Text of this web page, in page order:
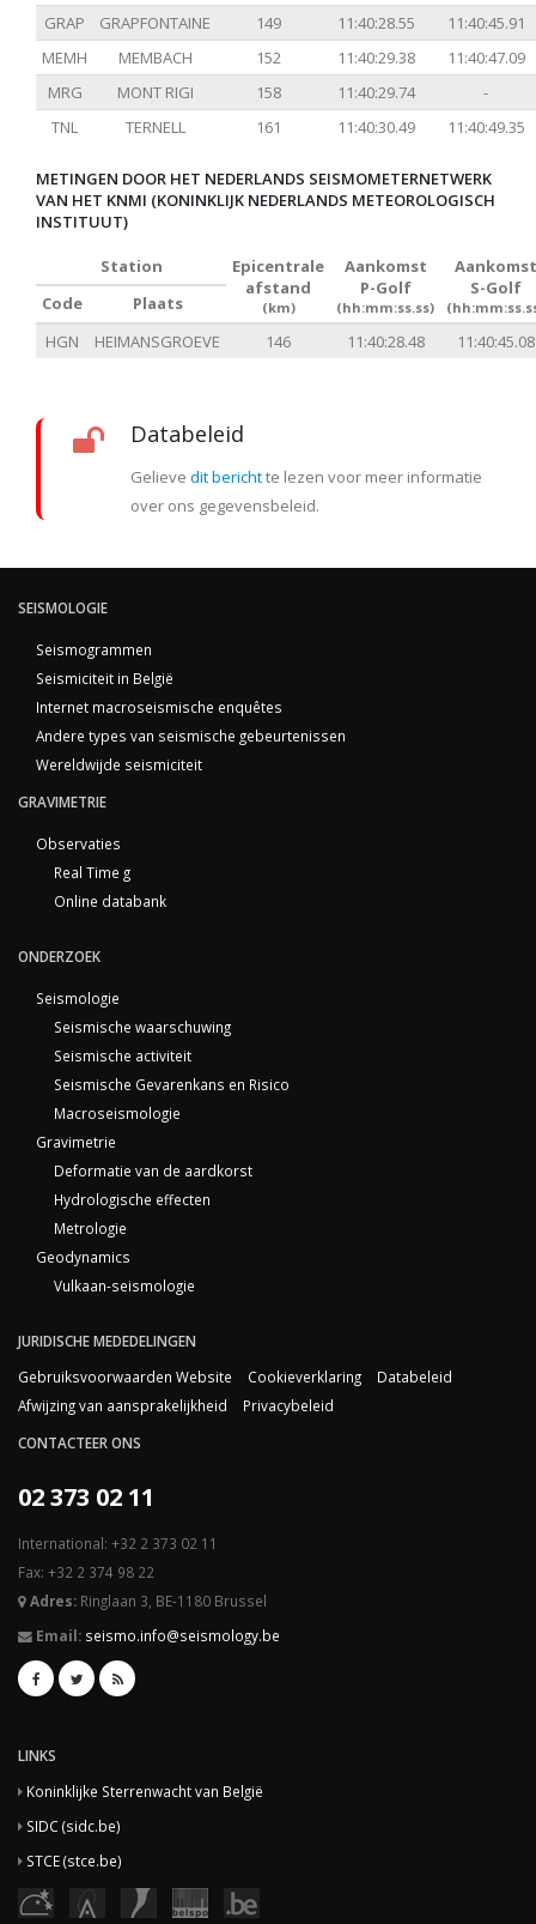
GRAP
GRAPFONTAINE 149 11:40:28.55
11:40:45.91
MEMH
MEMBACH 152 11:40:29.38
11:40:47.09
MRG
MONT RIGI 158 11:40:29.74
-
TNL
TERNELL 161 11:40:30.49 11:40:49.35
METINGEN DOOR HET NEDERLANDS SEISMOMETERNETWERK
VAN HET KNMI (KONINKLIJK NEDERLANDS METEOROLOGISCH
INSTITUUT)
Station
Epicentrale
afstand
(km)
Aankomst
P-Golf
(hh:mm:ss.ss)
Aankomst
S-Golf
Code
Plaats
HGN
HEIMANSGROEVE 146 11:40:28.48 11:40:45.08
Databeleid
Gelieve dit berichtte lezen voor meer informatie
over ons gegevensbeleid.
SEISMOLOGIE
Seismogrammen
Seismiciteit in België
Internet macroseismische enquêtes
Andere types van seismische gebeurtenissen
Wereldwijde seismiciteit
GRAVIMETRIE
Observaties
Real Time g
Online databank
ONDERZOEK
Seismologie
Seismische waarschuwing
Seismische activiteit
Seismische Gevarenkans en Risico
Macroseismologie
Gravimetrie
Deformatie van de aardkorst
Hydrologische effecten
Metrologie
Geodynamics
Vulkaan-seismologie
JURIDISCHE MEDEDELINGEN
Gebruiksvoorwaarden Website
Cookieverklaring
Databeleid
Afwijzing van aansprakelijkheid
Privacybeleid
CONTACTEER ONS
02 373 02 11
International: +32 2 373 02 11
Fax: +32 2 374 98 22
Adres: Ringlaan 3, BE-1180 Brussel
Email: seismo.info@seismology.be
LINKS
Koninklijke Sterrenwacht van België
SIDC (sidc.be)
STCE (stce.be)